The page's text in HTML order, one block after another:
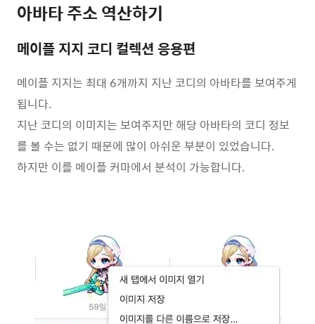
아바타 주소 역산하기
메이플 지지 코디 컬렉션 응용편
메이플 지지는 최대 6개까지 지난 코디의 아바타를 보여주게
됩니다.
지난 코디의 이미지는 보여주지만 해당 아바타의 코디 정보
를 볼 수는 없기 때문에 많이 아쉬운 부분이 있었습니다.
하지만 이를 메이플 커마에서 분석이 가능합니다.